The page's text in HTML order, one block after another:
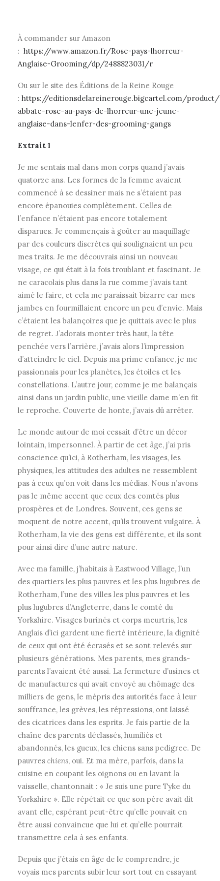
À commander sur Amazon
: https://www.amazon.fr/Rose-pays-lhorreur-
Anglaise-Grooming/dp/2488823031/r
Ou sur le site des Éditions de la Reine Rouge
: https://editionsdelareinerouge.bigcartel.com/
abbate-rose-au-pays-de-lhorreur-une-jeune-
anglaise-dans-lenfer-des-grooming-gangs
Extrait 1
Je me sentais mal dans mon corps quand j’avais
quatorze ans. Les formes de la femme avaient
commencé à se dessiner mais ne s’étaient pas
encore épanouies complètement. Celles de
l’enfance n’étaient pas encore totalement
disparues. Je commençais à goûter au maquillage
par des couleurs discrètes qui soulignaient un peu
mes traits. Je me découvrais ainsi un nouveau
visage, ce qui était à la fois troublant et fascinant. Je
ne caracolais plus dans la rue comme j’avais tant
aimé le faire, et cela me paraissait bizarre car mes
jambes en fourmillaient encore un peu d’envie. Mais
c’étaient les balançoires que je quittais avec le plus
de regret. J’adorais monter très haut, la tête
penchée vers l’arrière, j’avais alors l’impression
d’atteindre le ciel. Depuis ma prime enfance, je me
passionnais pour les planètes, les étoiles et les
constellations. L’autre jour, comme je me balançais
ainsi dans un jardin public, une vieille dame m’en fit
le reproche. Couverte de honte, j’avais dû arrêter.
Le monde autour de moi cessait d’être un décor
lointain, impersonnel. À partir de cet âge, j’ai pris
conscience qu’ici, à Rotherham, les visages, les
physiques, les attitudes des adultes ne ressemblent
pas à ceux qu’on voit dans les médias. Nous n’avons
pas le même accent que ceux des comtés plus
prospères et de Londres. Souvent, ces gens se
moquent de notre accent, qu’ils trouvent vulgaire. À
Rotherham, la vie des gens est différente, et ils sont
pour ainsi dire d’une autre nature.
Avec ma famille, j’habitais à Eastwood Village, l’un
des quartiers les plus pauvres et les plus lugubres de
Rotherham, l’une des villes les plus pauvres et les
plus lugubres d’Angleterre, dans le comté du
Yorkshire. Visages burinés et corps meurtris, les
Anglais d’ici gardent une fierté intérieure, la dignité
de ceux qui ont été écrasés et se sont relevés sur
plusieurs générations. Mes parents, mes grands-
parents l’avaient été aussi. La fermeture d’usines et
de manufactures qui avait envoyé au chômage des
milliers de gens, le mépris des autorités face à leur
souffrance, les grèves, les répressions, ont laissé
des cicatrices dans les esprits. Je fais partie de la
chaîne des parents déclassés, humiliés et
abandonnés, les gueux, les chiens sans pedigree. De
pauvres chiens, oui. Et ma mère, parfois, dans la
cuisine en coupant les oignons ou en lavant la
vaisselle, chantonnait : « Je suis une pure Tyke du
Yorkshire ». Elle répétait ce que son père avait dit
avant elle, espérant peut-être qu’elle pouvait en
être aussi convaincue que lui et qu’elle pourrait
transmettre cela à ses enfants.
Depuis que j’étais en âge de le comprendre, je
voyais mes parents subir leur sort tout en essayant